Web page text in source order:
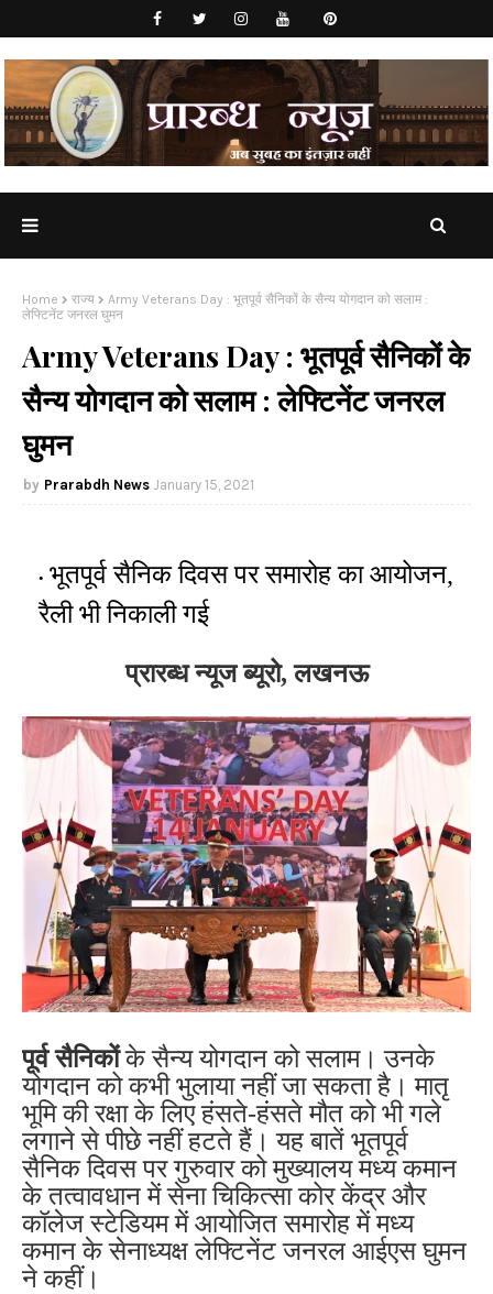
Home राज्य
Army Veterans Day : भूतपूर्व सैनिकों के सैन्य योगदान को सलाम :
लेफ्टिनेंट जनरल घुमन
Army Veterans Day : भूतपूर्व सैनिकों के
सैन्य योगदान को सलाम : लेफ्टिनेंट जनरल
घुमन
Prarabdh News January 15, 2021
भूतपूर्व सैनिक दिवस पर समारोह का आयोजन,
रैली भी निकाली गई
प्रारब्ध न्यूज ब्यूरो, लखनऊ
पूर्व सैनिकोंके सैन्य योगदान को सलाम। उनके
योगदान को कभी भुलाया नहीं जा सकता है।मातृ
भूमि की रक्षा के लिए हंसते-हंसते मौत को भी गले
लगाने से पीछे नहीं हटते हैं। यह बातें भूतपूर्व
सैनिक दिवस पर गुरुवार को मुख्यालय मध्य कमान
के तत्वावधान में सेना चिकित्सा कोर केंद्र और
कॉलेज स्टेडियम में आयोजित समारोह में मध्य
कमान के सेनाध्यक्ष लेफ्टिनेंट जनरल आईएस घुमन
ने कहीं।